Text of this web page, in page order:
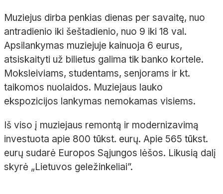
Muziejus dirba penkias dienas per savaitę, nuo
antradienio iki šeštadienio, nuo 9 iki 18 val.
Apsilankymas muziejuje kainuoja 6 eurus,
atsiskaityti už bilietus galima tik banko kortele.
Moksleiviams, studentams, senjorams ir kt.
taikomos nuolaidos. Muziejaus lauko
ekspozicijos lankymas nemokamas visiems.
Iš viso į muziejaus remontą ir modernizavimą
investuota apie 800 tūkst. eurų. Apie 565 tūkst.
eurų sudarė Europos Sąjungos lėšos. Likusią dalį
skyrė „Lietuvos geležinkeliai”.